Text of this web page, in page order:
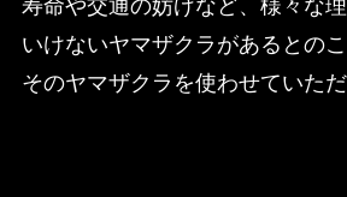
寿命や交通の妨げなど、様々な
いけないヤマザクラがあるとのこ
そのヤマザクラを使わせていた